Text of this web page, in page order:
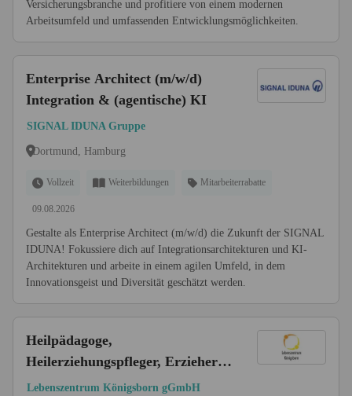
Versicherungsbranche und profitiere von einem modernen
Arbeitsumfeld und umfassenden Entwicklungsmöglichkeiten.
Enterprise Architect (m/w/d)
Integration & (agentische) KI
SIGNAL IDUNA Gruppe
Dortmund, Hamburg
Vollzeit Weiterbildungen Mitarbeiterrabatte
09.08.2026
Gestalte als Enterprise Architect (m/w/d) die Zukunft der SIGNAL
IDUNA! Fokussiere dich auf Integrationsarchitekturen und KI-
Architekturen und arbeite in einem agilen Umfeld, in dem
Innovationsgeist und Diversität geschätzt werden.
Heilpädagoge,
Heilerziehungspfleger, Erzieher
(m/w/d)
Lebenszentrum Königsborn gGmbH